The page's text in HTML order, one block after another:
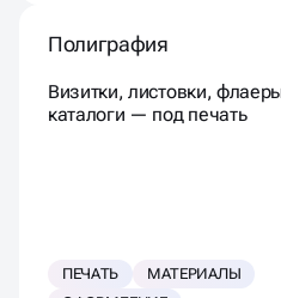
Полиграфия
Визитки, листовки,
каталоги — под печать
ПЕЧАТЬ
МАТЕРИАЛЫ